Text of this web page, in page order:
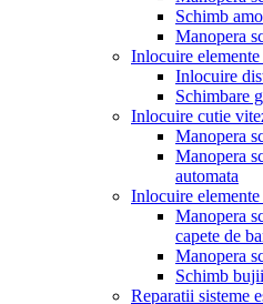
Schimb
Manopera
Inlocuire
Inlocuire
Schimbare
Inlocuire cutie
Manopera
Manopera
automata
Inlocuire
Manopera
capete de
Manopera
Schimb bujii
Reparatii sisteme